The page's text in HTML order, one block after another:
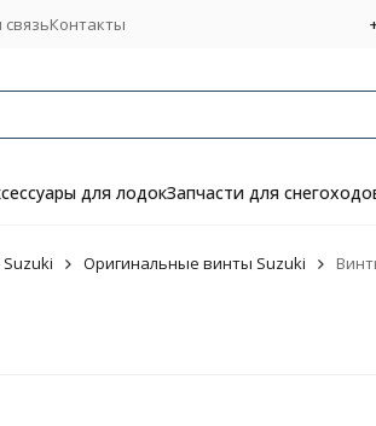
Контакты
для лодокЗапчасти для
Оригинальные винты Suzuki